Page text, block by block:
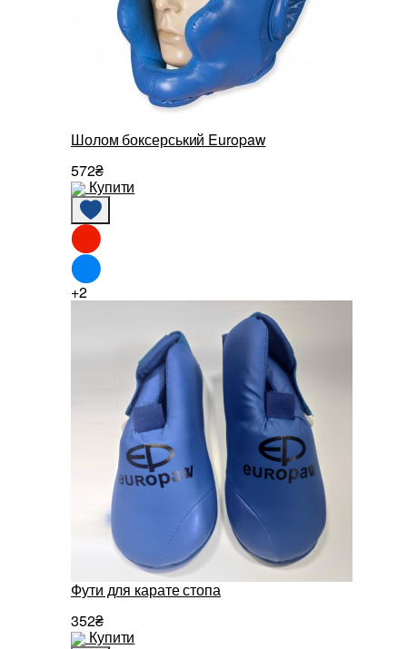
Шолом боксерський Europaw
572₴
Купити
+2
Фути для карате стопа
352₴
Купити